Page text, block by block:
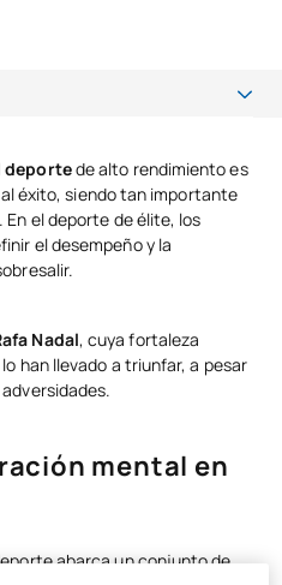
para el deporte
el deporte: Herramientas
para formar a los mejores
deportede alto rendimiento es
éxito, siendo tan importante
el deporte de élite, los
el desempeño y la
Nadal, cuya fortaleza
han llevado a triunfar, a pesar
mental en
abarca un conjunto de